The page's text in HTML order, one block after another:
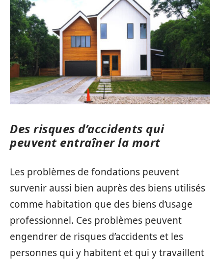
Des risques d’accidents qui
peuvent entraîner la mort
Les problèmes de fondations peuvent
survenir aussi bien auprès des biens utilisés
comme habitation que des biens d’usage
professionnel. Ces problèmes peuvent
engendrer de risques d’accidents et les
personnes qui y habitent et qui y travaillent